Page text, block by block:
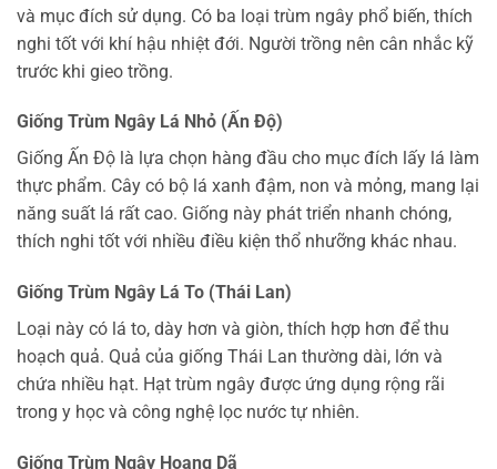
và mục đích sử dụng. Có ba loại trùm ngây phổ biến, thích
nghi tốt với khí hậu nhiệt đới. Người trồng nên cân nhắc kỹ
trước khi gieo trồng.
Giống Trùm Ngây Lá Nhỏ (Ấn Độ)
Giống Ấn Độ là lựa chọn hàng đầu cho mục đích lấy lá làm
thực phẩm. Cây có bộ lá xanh đậm, non và mỏng, mang lại
năng suất lá rất cao. Giống này phát triển nhanh chóng,
thích nghi tốt với nhiều điều kiện thổ nhưỡng khác nhau.
Giống Trùm Ngây Lá To (Thái Lan)
Loại này có lá to, dày hơn và giòn, thích hợp hơn để thu
hoạch quả. Quả của giống Thái Lan thường dài, lớn và
chứa nhiều hạt. Hạt trùm ngây được ứng dụng rộng rãi
trong y học và công nghệ lọc nước tự nhiên.
Giống Trùm Ngây Hoang Dã